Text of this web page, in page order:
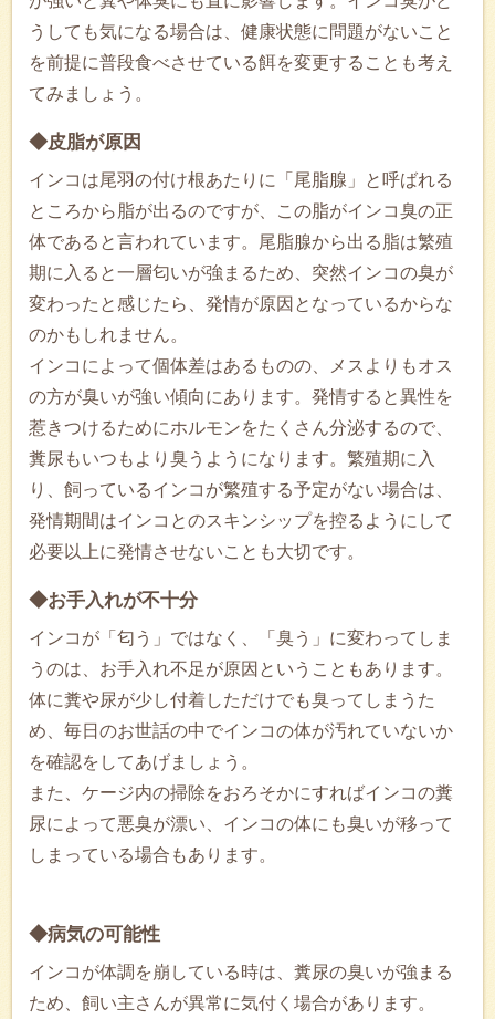
うしても気になる場合は、健康状態に問題がないこと
を前提に普段食べさせている餌を変更することも考え
てみましょう。
◆皮脂が原因
インコは尾羽の付け根あたりに「尾脂腺」と呼ばれる
ところから脂が出るのですが、この脂がインコ臭の正
体であると言われています。尾脂腺から出る脂は繁殖
期に入ると一層匂いが強まるため、突然インコの臭が
変わったと感じたら、発情が原因となっているからな
のかもしれません。
インコによって個体差はあるものの、メスよりもオス
の方が臭いが強い傾向にあります。発情すると異性を
惹きつけるためにホルモンをたくさん分泌するので、
糞尿もいつもより臭うようになります。繁殖期に入
り、飼っているインコが繁殖する予定がない場合は、
発情期間はインコとのスキンシップを控るようにして
必要以上に発情させないことも大切です。
◆お手入れが不十分
インコが「匂う」ではなく、「臭う」に変わってしま
うのは、お手入れ不足が原因ということもあります。
体に糞や尿が少し付着しただけでも臭ってしまうた
め、毎日のお世話の中でインコの体が汚れていないか
を確認をしてあげましょう。
また、ケージ内の掃除をおろそかにすればインコの糞
尿によって悪臭が漂い、インコの体にも臭いが移って
しまっている場合もあります。
◆病気の可能性
インコが体調を崩している時は、糞尿の臭いが強まる
ため、飼い主さんが異常に気付く場合があります。